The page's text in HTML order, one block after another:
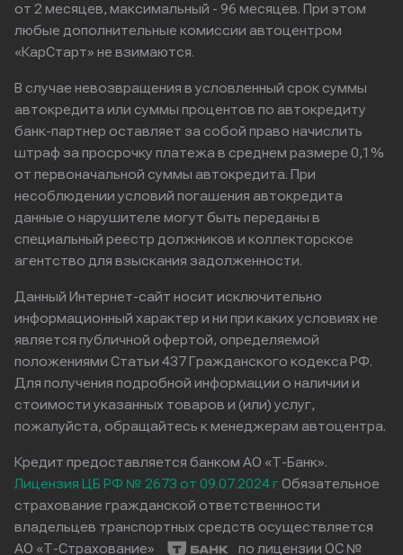
от 2 месяцев, максимальный - 96 месяцев. При этом
любые дополнительные комиссии автоцентром
«КарСтарт» не взимаются.
В случае невозвращения в условленный срок суммы
автокредита или суммы процентов по автокредиту
банк-партнер оставляет за собой право начислить
штраф за просрочку платежа в среднем размере 0,1%
от первоначальной суммы автокредита. При
несоблюдении условий погашения автокредита
данные о нарушителе могут быть переданы в
специальный реестр должников и коллекторское
агентство для взыскания задолженности.
Данный Интернет-сайт носит исключительно
информационный характер и ни при каких условиях не
является публичной офертой, определяемой
положениями Статьи 437 Гражданского кодекса РФ.
Для получения подробной информации о наличии и
стоимости указанных товаров и (или) услуг,
пожалуйста, обращайтесь к менеджерам автоцентра.
Кредит предоставляется банком АО «Т-Банк».
Лицензия ЦБ РФ № 2673 от 09.07.2024 гОбязательное
страхование гражданской ответственности
владельцев транспортных средств осуществляется
АО «Т-Страхование»
по лицензии ОС №